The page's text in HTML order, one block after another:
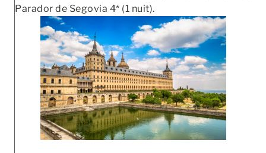
Parador de Segovia 4* (1 nuit).